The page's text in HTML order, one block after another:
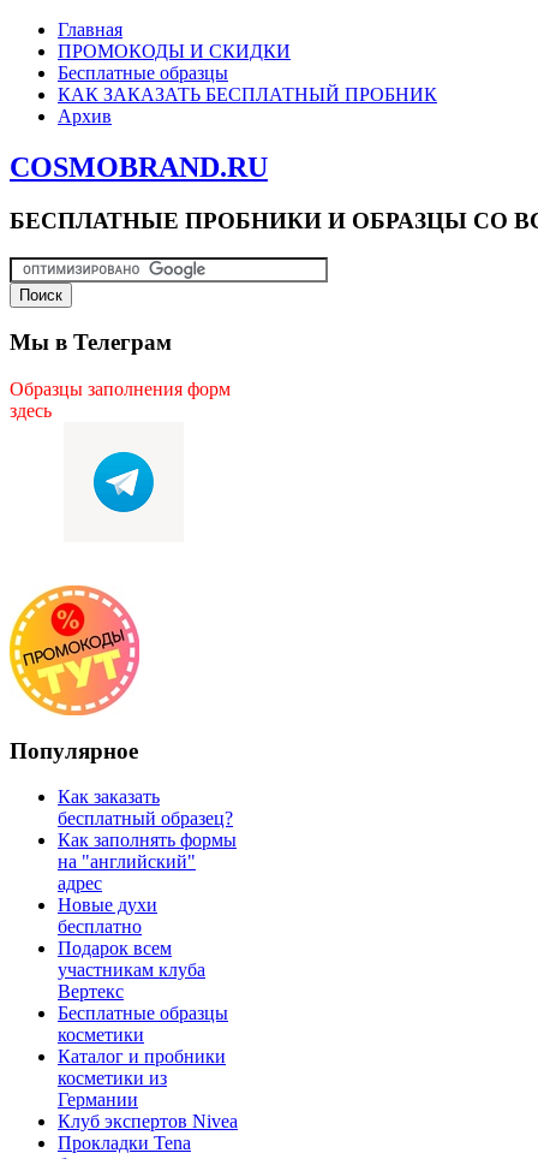
Главная
ПРОМОКОДЫ И СКИДКИ
Бесплатные образцы
КАК ЗАКАЗАТЬ БЕСПЛАТНЫЙ ПРОБНИК
Архив
COSMOBRAND.RU
БЕСПЛАТНЫЕ ПРОБНИКИ И ОБРАЗЦЫ СО
Мы в Телеграм
Образцы заполнения форм
здесь
Популярное
Как заказать
бесплатный образец?
Как заполнять формы
на "английский"
адрес
Новые духи
бесплатно
Подарок всем
участникам клуба
Вертекс
Бесплатные образцы
косметики
Каталог и пробники
косметики из
Германии
Клуб экспертов Nivea
Прокладки Tena